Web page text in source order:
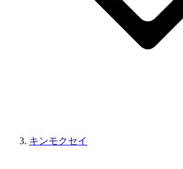
キンモクセイ